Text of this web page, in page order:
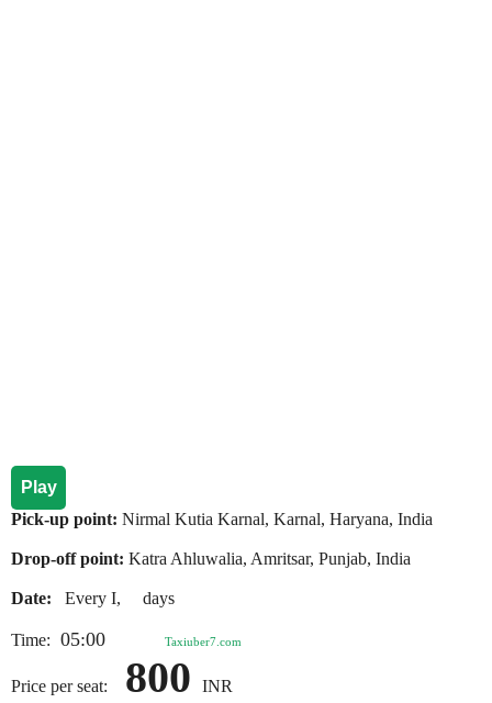
Play
Pick-up point: Nirmal Kutia Karnal, Karnal, Haryana, India
Drop-off point: Katra Ahluwalia, Amritsar, Punjab, India
Date: Every I, days
Time: 05:00 Taxiuber7.com
Price per seat: 800 INR